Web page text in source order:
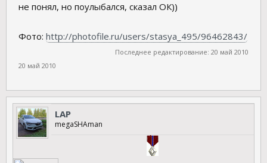
не понял, но поулыбался, сказал ОК))
Фото: http://photofile.ru/users/stasya_495/96462843/
Последнее редактирование: 20 май 2010
20 май 2010
LAP
megaSHAman